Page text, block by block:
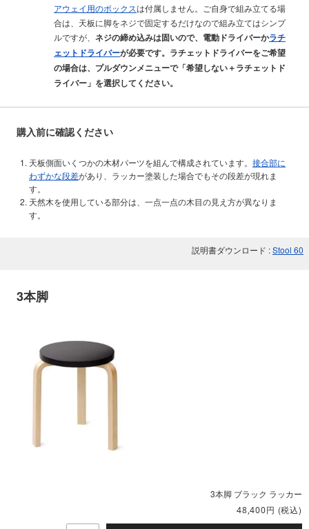
アウェイ用のボックスは付属しません。ご自身で組み立てる場
合は、天板に脚をネジで固定するだけなので組み立てはシンプ
ルですが、 ネジの締め込みは固いので、電動ドライバーかラチ
ェットドライバーが必要です。ラチェットドライバーをご希望
の場合は、プルダウンメニューで「希望しない＋ラチェットド
ライバー」を選択してください。
購入前に確認ください
天板側面いくつかの木材パーツを組んで構成されています。 接合部に
わずかな段差があり、ラッカー塗装した場合でもその段差が現れま
す。
天然木を使用している部分は、一点一点の木目の見え方が異なりま
す。
説明書ダウンロード :Stool 60
3本脚
3本脚 ブラック ラッカー
48,400円 (税込)